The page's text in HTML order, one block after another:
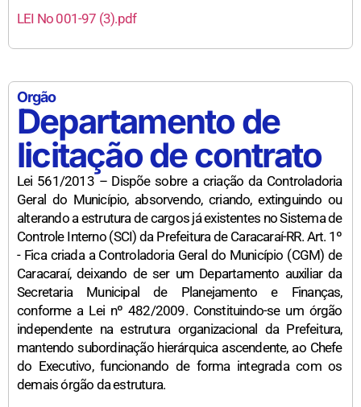
LEI No 001-97 (3).pdf
Orgão
Departamento de
licitação de contrato
Lei 561/2013 – Dispõe sobre a criação da Controladoria
Geral do Município, absorvendo, criando, extinguindo ou
alterando a estrutura de cargos já existentes no Sistema de
Controle Interno (SCI) da Prefeitura de Caracaraí-RR. Art. 1º
- Fica criada a Controladoria Geral do Município (CGM) de
Caracaraí, deixando de ser um Departamento auxiliar da
Secretaria Municipal de Planejamento e Finanças,
conforme a Lei nº 482/2009. Constituindo-se um órgão
independente na estrutura organizacional da Prefeitura,
mantendo subordinação hierárquica ascendente, ao Chefe
do Executivo, funcionando de forma integrada com os
demais órgão da estrutura.